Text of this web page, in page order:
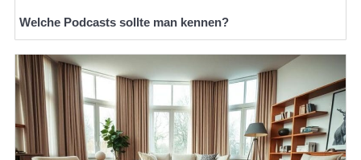
Welche Podcasts sollte man kennen?